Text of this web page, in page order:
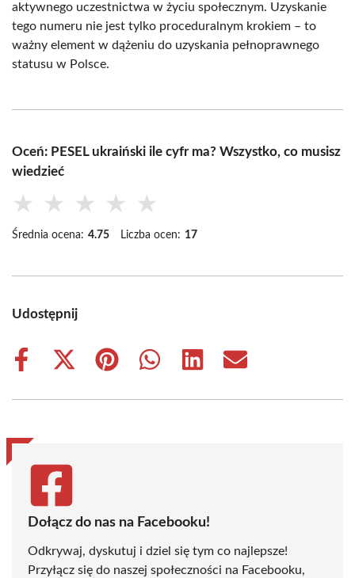
aktywnego uczestnictwa w życiu społecznym. Uzyskanie
tego numeru nie jest tylko proceduralnym krokiem – to
ważny element w dążeniu do uzyskania pełnoprawnego
statusu w Polsce.
Oceń: PESEL ukraiński ile cyfr ma? Wszystko, co musisz
wiedzieć
★ ★ ★ ★ ★
Średnia ocena: 4.75 Liczba ocen: 17
Udostępnij
Share
Share
(Twitter)
Share
Share
Share
Share
Dołącz do nas na Facebooku!
Odkrywaj, dyskutuj i dziel się tym co najlepsze!
Przyłącz się do naszej społeczności na Facebooku,